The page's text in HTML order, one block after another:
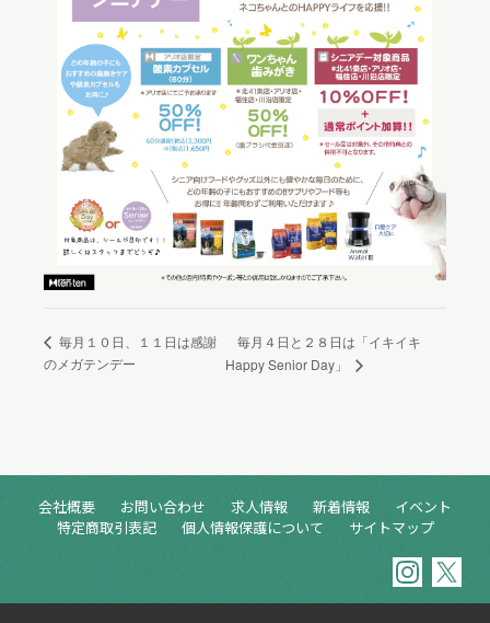
毎月１０日、１１日は感謝
のメガテンデー
毎月４日と２８日は「イキイキ
Happy Senior Day」
会社概要 お問い合わせ 求人情報 新着情報
イベント
特定商取引表記
個人情報保護について サイトマップ